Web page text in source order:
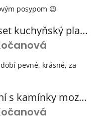
posypom 😉
Nádobí dětské set kuchyňský plastový s odkapávačem 3 barvy
je 5 z 5 hvězdiček.
pevné, krásné, za
GRAFIX Malování s kamínky mozaika diamantový obrázek 3 druhy
je 5 z 5 hvězdiček.